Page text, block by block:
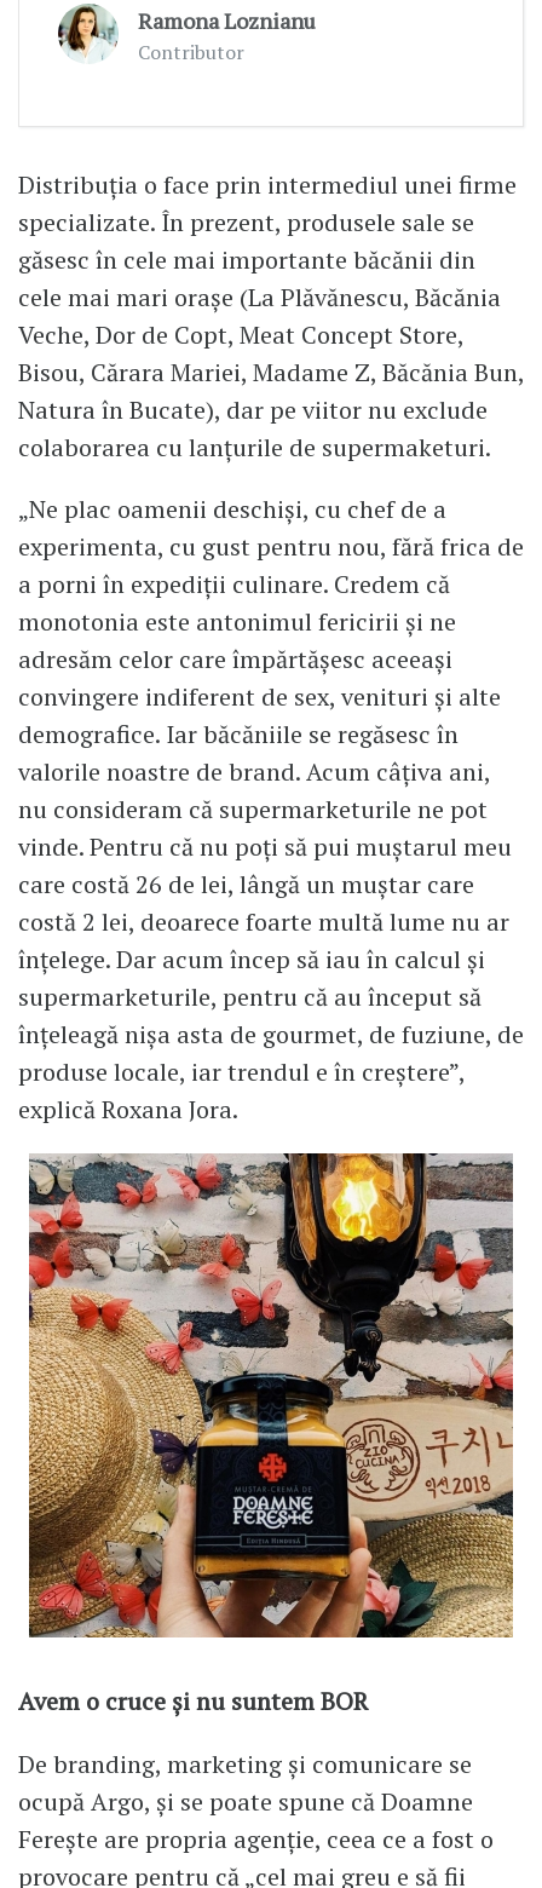
Ramona Loznianu
Contributor
Distribuția o face prin intermediul unei firme
specializate. În prezent, produsele sale se
găsesc în cele mai importante băcănii din
cele mai mari orașe (La Plăvănescu, Băcănia
Veche, Dor de Copt, Meat Concept Store,
Bisou, Cărara Mariei, Madame Z, Băcănia Bun,
Natura în Bucate), dar pe viitor nu exclude
colaborarea cu lanțurile de supermaketuri.
„Ne plac oamenii deschiși, cu chef de a
experimenta, cu gust pentru nou, fără frica de
a porni în expediții culinare. Credem că
monotonia este antonimul fericirii și ne
adresăm celor care împărtășesc aceeași
convingere indiferent de sex, venituri și alte
demografice. Iar băcăniile se regăsesc în
valorile noastre de brand. Acum câțiva ani,
nu consideram că supermarketurile ne pot
vinde. Pentru că nu poți să pui muștarul meu
care costă 26 de lei, lângă un muștar care
costă 2 lei, deoarece foarte multă lume nu ar
înțelege. Dar acum încep să iau în calcul și
supermarketurile, pentru că au început să
înțeleagă nișa asta de gourmet, de fuziune, de
produse locale, iar trendul e în creștere”,
explică Roxana Jora.
Avem o cruce și nu suntem BOR
De branding, marketing și comunicare se
ocupă Argo, și se poate spune că Doamne
Ferește are propria agenție, ceea ce a fost o
provocare pentru că „cel mai greu e să fii